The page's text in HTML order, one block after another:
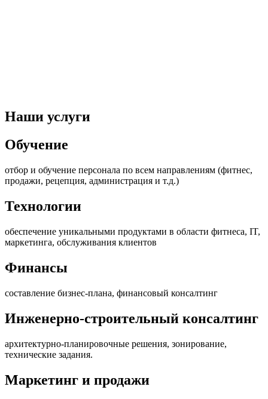
Наши услуги
Обучение
отбор и обучение персонала по всем направлениям (фитнес,
продажи, рецепция, администрация и т.д.)
Технологии
обеспечение уникальными продуктами в области фитнеса, IT,
маркетинга, обслуживания клиентов
Финансы
составление бизнес-плана, финансовый консалтинг
Инженерно-строительный консалтинг
архитектурно-планировочные решения, зонирование,
технические задания.
Маркетинг и продажи